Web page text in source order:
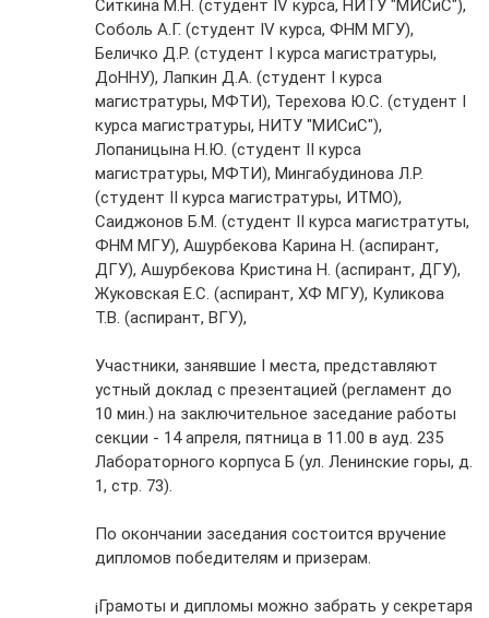
Ситкина М.Н. (студент IV курса, НИТУ "МИСиС"),
Соболь А.Г. (студент IV курса, ФНМ МГУ),
Беличко Д.Р. (студент I курса магистратуры,
ДоННУ), Лапкин Д.А. (студент I курса
магистратуры, МФТИ), Терехова Ю.С. (студент I
курса магистратуры, НИТУ "МИСиС"),
Лопаницына Н.Ю. (студент II курса
магистратуры, МФТИ), Мингабудинова Л.Р.
(студент II курса магистратуры, ИТМО),
Саиджонов Б.М. (студент II курса магистратуты,
ФНМ МГУ), Ашурбекова Карина Н. (аспирант,
ДГУ), Ашурбекова Кристина Н. (аспирант, ДГУ),
Жуковская Е.С. (аспирант, ХФ МГУ), Куликова
Т.В. (аспирант, ВГУ),
Участники, занявшие I места, представляют
устный доклад с презентацией (регламент до
10 мин.) на заключительное заседание работы
секции - 14 апреля, пятница в 11.00 в ауд. 235
Лабораторного корпуса Б (ул. Ленинские горы, д.
1, стр. 73).
По окончании заседания состоится вручение
дипломов победителям и призерам.
¡Грамоты и дипломы можно забрать у секретаря